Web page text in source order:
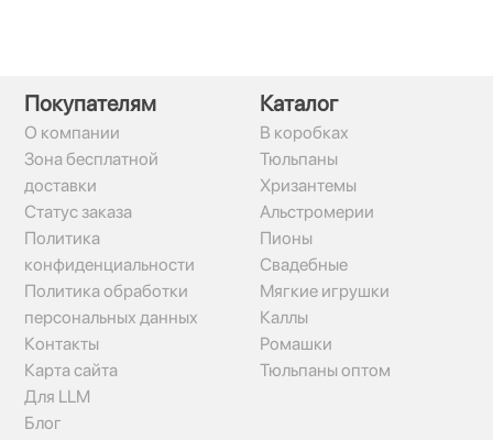
Покупателям
О компании
Зона бесплатной
доставки
Статус заказа
Политика
конфиденциальности
Политика обработки
персональных данных
Контакты
Карта сайта
Для LLM
Блог
Каталог
В коробках
Тюльпаны
Хризантемы
Альстромерии
Пионы
Свадебные
Мягкие игрушки
Каллы
Ромашки
Тюльпаны оптом